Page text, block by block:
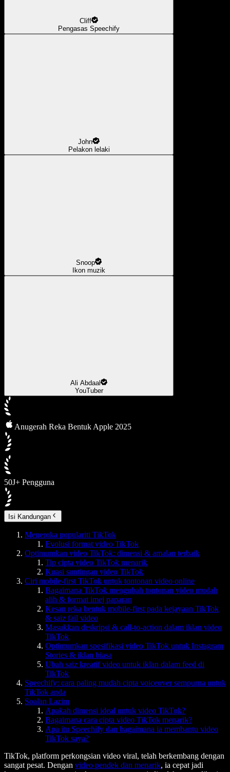
Cliff
Pengasas Speechify
John
Pelakon lelaki
Snoop
Ikon muzik
Ali Abdaal
YouTuber
Anugerah Reka Bentuk Apple 2025
50J+ Pengguna
Isi Kandungan
Meneroka populariti TikTok
Evolusi format video TikTok
Optimumkan video TikTok: dimensi & amalan terbaik
Tip cipta video TikTok menarik
Kuasi suntingan video TikTok
Ciri mobile-first TikTok untuk tontonan video online
Bagaimana TikTok mengubah tontonan video mudah
alih & format imej paparan
Kesan reka bentuk mobile-first pada kejayaan TikTok
& saiz fail video
Masukkan deskripsi & call-to-action dalam iklan video
TikTok
Optimumkan spesifikasi video TikTok untuk Instagram
Stories & iklan biasa
Ubah saiz kreatif video untuk iklan dalam feed di
TikTok
Speechify: cara paling mudah cipta voiceover sempurna untuk
TikTok anda
Soalan Lazim
Apakah dimensi ideal untuk video TikTok?
Bagaimana cara cipta video TikTok menarik?
Apa itu Speechify dan bagaimana ia membantu video
TikTok saya?
TikTok, platform perkongsian video viral, telah berkembang dengan
sangat pesat. Dengan video pendek dan menarik, ia cepat jadi